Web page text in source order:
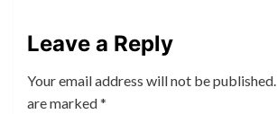
Leave a Reply
Your email address will not be published.
are marked*